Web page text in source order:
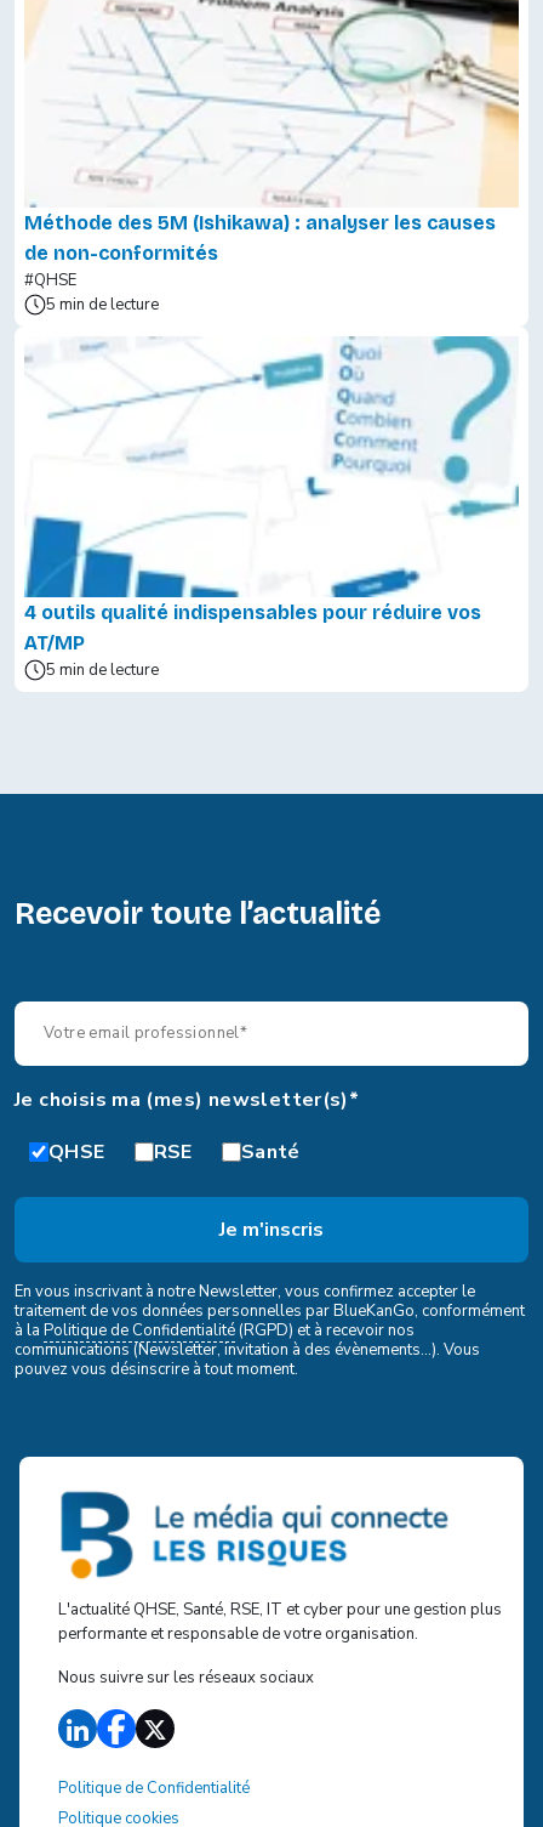
Méthode des 5M (Ishikawa) : analyser les causes
de non-conformités
#QHSE
5 min de lecture
4 outils qualité indispensables pour réduire vos
AT/MP
5 min de lecture
Recevoir toute l’actualité
Je choisis ma (mes) newsletter(s)*
QHSE
RSE Santé
En vous inscrivant à notre Newsletter, vous confirmez accepter le
traitement de vos données personnelles par BlueKanGo, conformément
à la Politique de Confidentialité(RGPD) et à recevoir nos
communications (Newsletter, invitation à des évènements...). Vous
pouvez vous désinscrire à tout moment.
L'actualité QHSE, Santé, RSE, IT et cyber pour une gestion plus
performante et responsable de votre organisation.
Nous suivre sur les réseaux sociaux
Politique de Confidentialité
Politique cookies